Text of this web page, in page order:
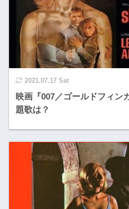
2021.07.17 Sat
映画『007／ゴールドフィン
題歌は？